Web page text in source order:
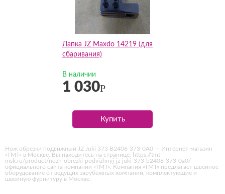
Лапка JZ Maxdo 14219 (для
сбаривания)
В наличии
1 030Р
Купить
Нож обрезки подвижный JZ Juki 373 B2406-373-0А0 — Интернет-магазин
«ТМТ» в Москве. Вы находитесь на странице: https://tmt-
msk.ru/product/nozh-obrezki-podvizhnyj-jz-juki-373-b2406-373-0a0/
официального сайта компании «ТМТ». Компания «ТМТ» предлагает швейное
оборудование от ведущих зарубежных компаний, комплектующие и
швейную фурнитуру в Москве.